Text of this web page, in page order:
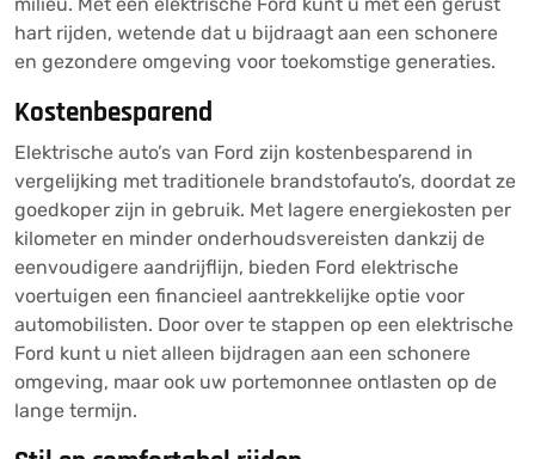
hart rijden, wetende dat u bijdraagt aan een schonere
en gezondere omgeving voor toekomstige generaties.
Kostenbesparend
Elektrische auto’s van Ford zijn kostenbesparend in
vergelijking met traditionele brandstofauto’s, doordat ze
goedkoper zijn in gebruik. Met lagere energiekosten per
kilometer en minder onderhoudsvereisten dankzij de
eenvoudigere aandrijflijn, bieden Ford elektrische
voertuigen een financieel aantrekkelijke optie voor
automobilisten. Door over te stappen op een elektrische
Ford kunt u niet alleen bijdragen aan een schonere
omgeving, maar ook uw portemonnee ontlasten op de
lange termijn.